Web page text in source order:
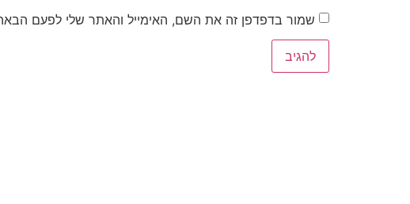
שמור בדפדפן זה את השם, האימייל והאתר שלי לפעם